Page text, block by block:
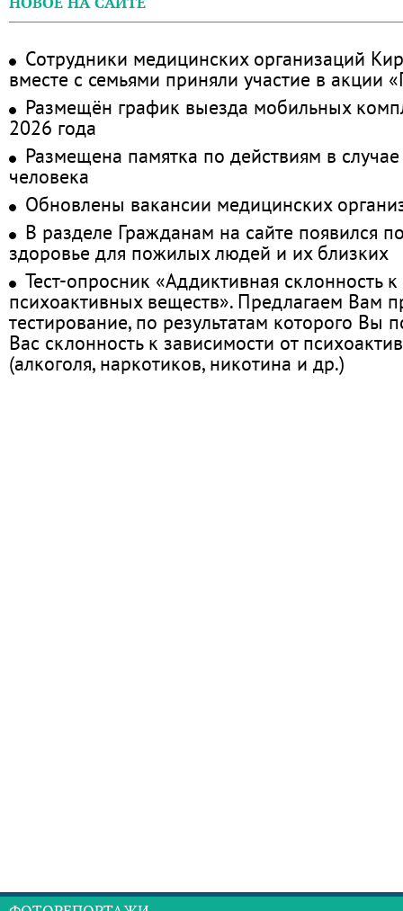
Сотрудники медицинских организаций
вместе с семьями приняли участие в акции
Размещён график выезда мобильных
2026 года
Размещена памятка по действиям в
человека
Обновлены вакансии медицинских
В разделе Гражданам на сайте появился
здоровье для пожилых людей и их близких
Тест-опросник «Аддиктивная склонность
психоактивных веществ». Предлагаем Вам
тестирование, по результатам которого Вы
Вас склонность к зависимости от
(алкоголя, наркотиков, никотина и др.)